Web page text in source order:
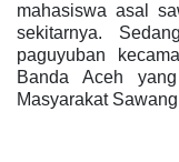
mahasiswa asal
sekitarnya.
paguyuban
Banda Aceh
Masyarakat